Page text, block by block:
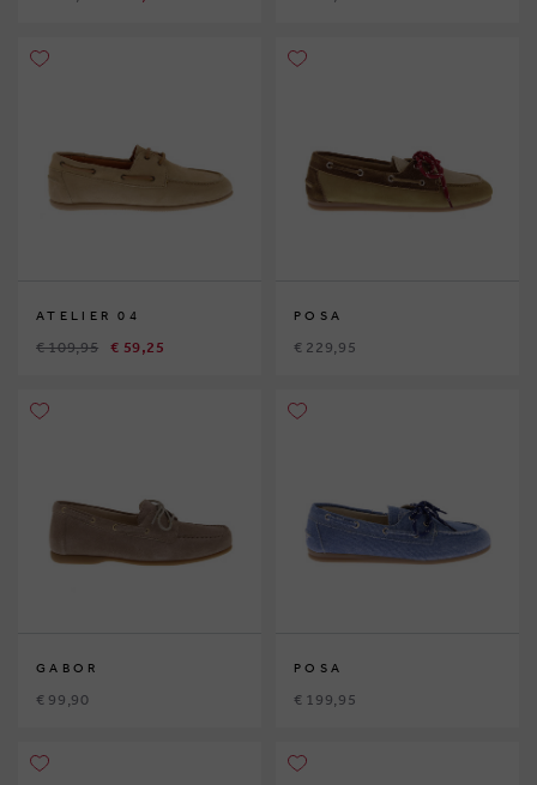
ATELIER 04
€ 109,95 € 59,25
POSA
€ 229,95
GABOR
€ 99,90
POSA
€ 199,95